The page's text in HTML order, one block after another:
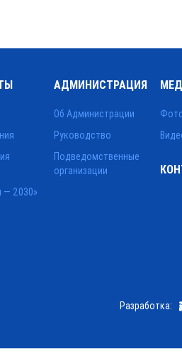
— 2030»
АДМИНИСТРАЦИЯ
Об Администрации
Руководство
Подведомственные
организации
Разработка: